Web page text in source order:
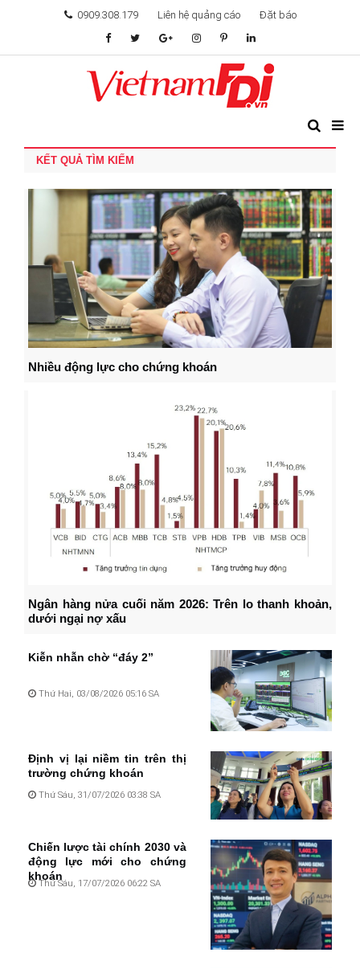
0909.308.179 Liên hệ quảng cáo Đặt báo
TÂM ĐIỂM ĐẦU TƯ
KHỞI NGHIỆP
GIẢI TRÍ & CÔNG NGHỆ
KẾT QUẢ TÌM KIẾM
Nhiều động lực cho chứng khoán
Ngân hàng nửa cuối năm 2026: Trên lo thanh khoản,
dưới ngại nợ xấu
Kiễn nhẫn chờ “đáy 2”
Thứ Hai, 03/08/2026 05:16 SA
Định vị lại niềm tin trên thị
trường chứng khoán
Thứ Sáu, 31/07/2026 03:38 SA
Chiến lược tài chính 2030 và
động lực mới cho chứng
khoán
Thứ Sáu, 17/07/2026 06:22 SA